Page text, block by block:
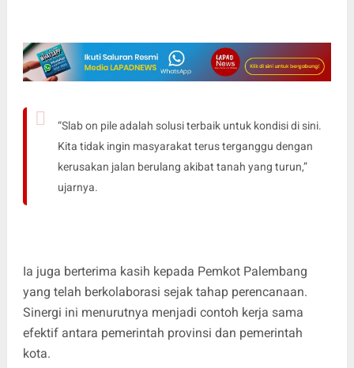
“Slab on pile adalah solusi terbaik untuk kondisi di sini.
Kita tidak ingin masyarakat terus terganggu dengan
kerusakan jalan berulang akibat tanah yang turun,”
ujarnya.
Ia juga berterima kasih kepada Pemkot Palembang
yang telah berkolaborasi sejak tahap perencanaan.
Sinergi ini menurutnya menjadi contoh kerja sama
efektif antara pemerintah provinsi dan pemerintah
kota.